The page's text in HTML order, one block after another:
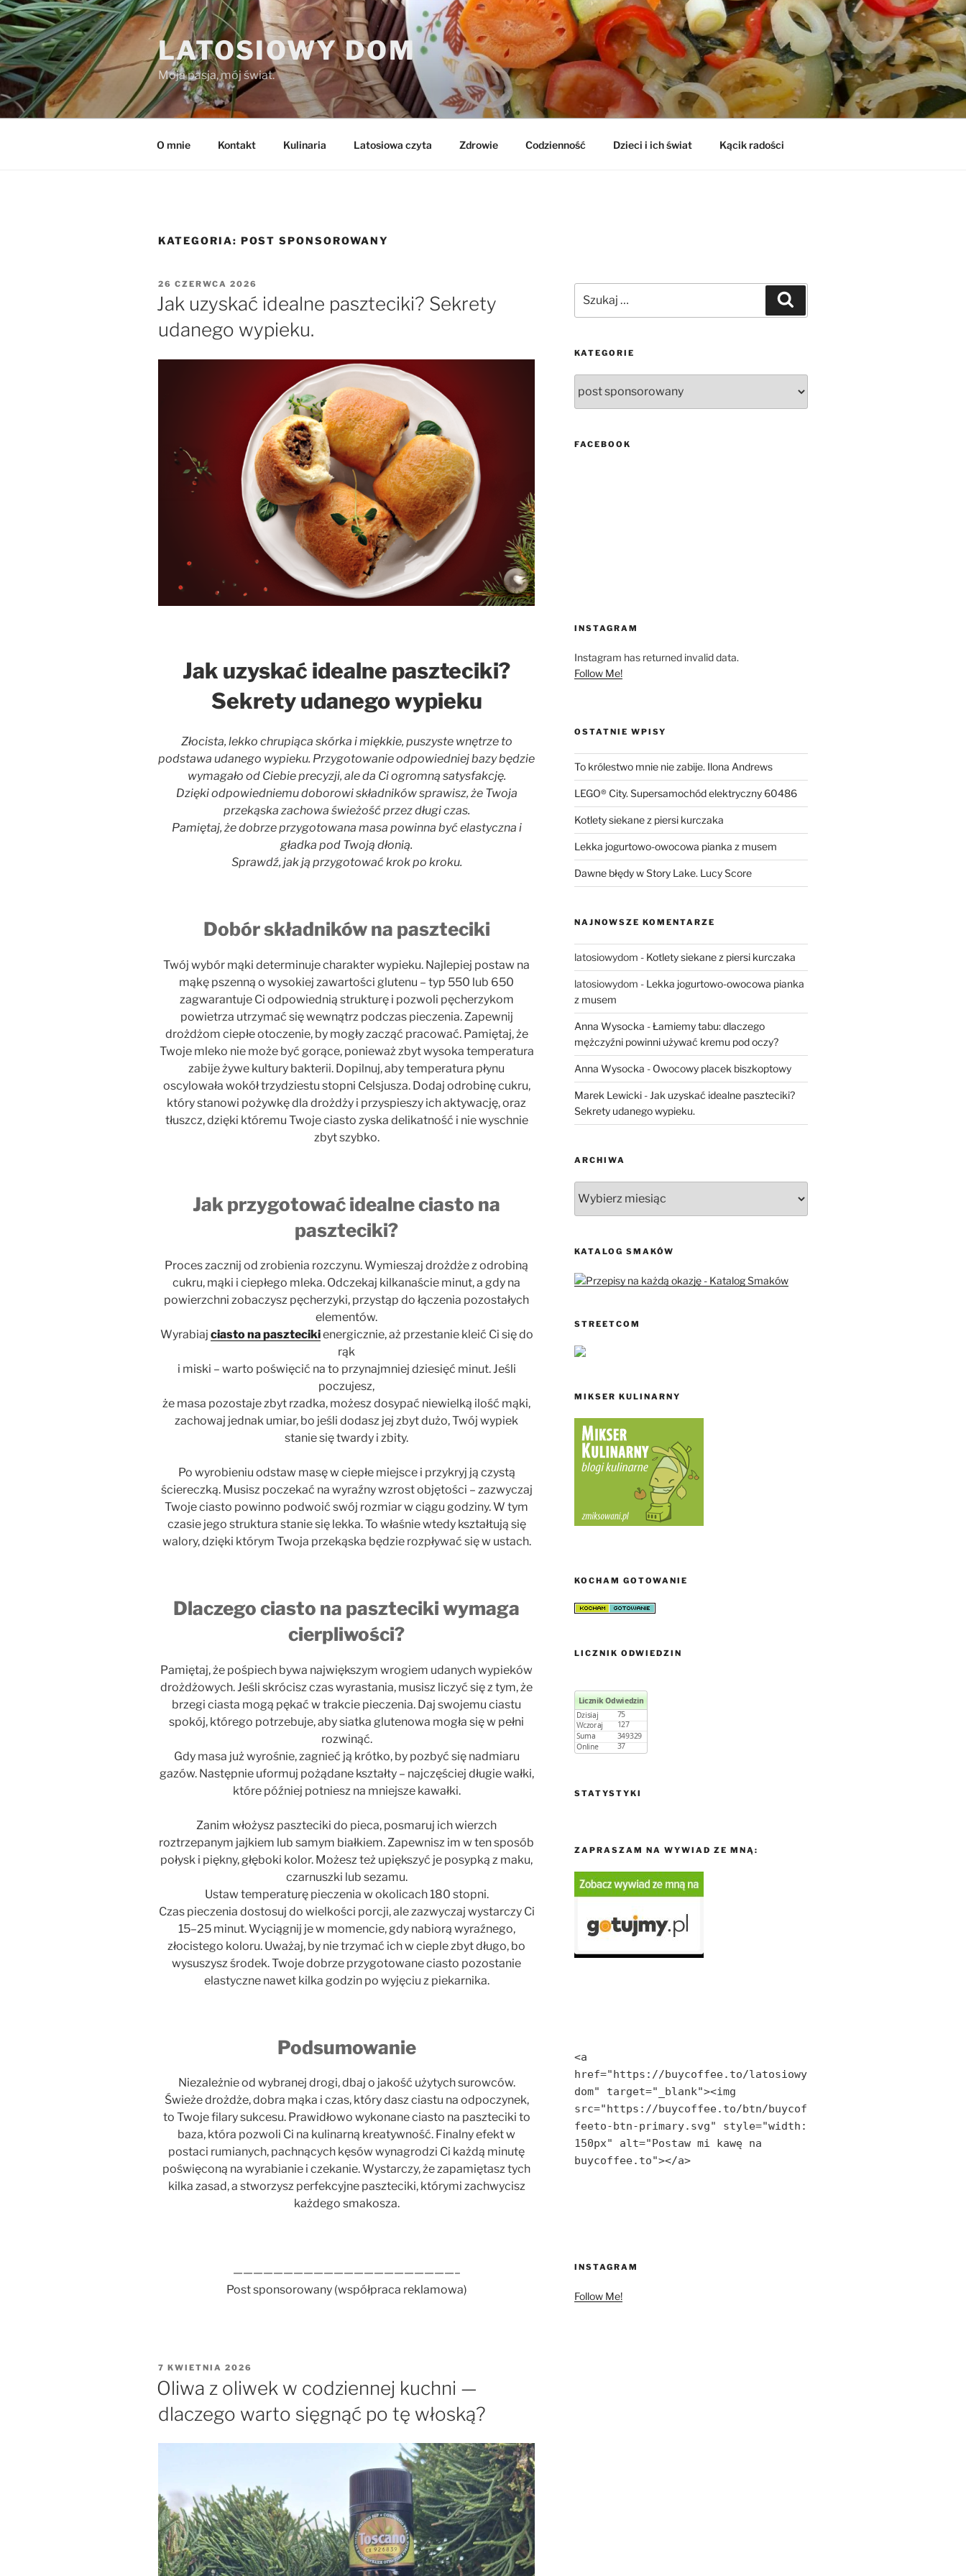
Przejdź
do
treści
LATOSIOWY DOM
Moja pasja, mój świat.
O mnie Kontakt Kulinaria Latosiowa czyta Zdrowie Codzienność Dzieci i ich świat Kącik radości
KATEGORIA: POST SPONSOROWANY
OPUBLIKOWANE
W
26 CZERWCA 2026
Jak uzyskać idealne paszteciki? Sekrety
udanego wypieku.
Jak uzyskać idealne paszteciki?
Sekrety udanego wypieku
Złocista, lekko chrupiąca skórka i miękkie, puszyste wnętrze to
podstawa udanego wypieku. Przygotowanie odpowiedniej bazy będzie
wymagało od Ciebie precyzji, ale da Ci ogromną satysfakcję.
Dzięki odpowiedniemu doborowi składników sprawisz, że Twoja
przekąska zachowa świeżość przez długi czas.
Pamiętaj, że dobrze przygotowana masa powinna być elastyczna i
gładka pod Twoją dłonią.
Sprawdź, jak ją przygotować krok po kroku.
Dobór składników na paszteciki
Twój wybór mąki determinuje charakter wypieku. Najlepiej postaw na
mąkę pszenną o wysokiej zawartości glutenu – typ 550 lub 650
zagwarantuje Ci odpowiednią strukturę i pozwoli pęcherzykom
powietrza utrzymać się wewnątrz podczas pieczenia. Zapewnij
drożdżom ciepłe otoczenie, by mogły zacząć pracować. Pamiętaj, że
Twoje mleko nie może być gorące, ponieważ zbyt wysoka temperatura
zabije żywe kultury bakterii. Dopilnuj, aby temperatura płynu
oscylowała wokół trzydziestu stopni Celsjusza. Dodaj odrobinę cukru,
który stanowi pożywkę dla drożdży i przyspieszy ich aktywację, oraz
tłuszcz, dzięki któremu Twoje ciasto zyska delikatność i nie wyschnie
zbyt szybko.
Jak przygotować idealne ciasto na
paszteciki?
Proces zacznij od zrobienia rozczynu. Wymieszaj drożdże z odrobiną
cukru, mąki i ciepłego mleka. Odczekaj kilkanaście minut, a gdy na
powierzchni zobaczysz pęcherzyki, przystąp do łączenia pozostałych
elementów.
Wyrabiaj ciasto na pasztecikienergicznie, aż przestanie kleić Ci się do
rąk
i miski – warto poświęcić na to przynajmniej dziesięć minut. Jeśli
poczujesz,
że masa pozostaje zbyt rzadka, możesz dosypać niewielką ilość mąki,
zachowaj jednak umiar, bo jeśli dodasz jej zbyt dużo, Twój wypiek
stanie się twardy i zbity.
Po wyrobieniu odstaw masę w ciepłe miejsce i przykryj ją czystą
ściereczką. Musisz poczekać na wyraźny wzrost objętości – zazwyczaj
Twoje ciasto powinno podwoić swój rozmiar w ciągu godziny. W tym
czasie jego struktura stanie się lekka. To właśnie wtedy kształtują się
walory, dzięki którym Twoja przekąska będzie rozpływać się w ustach.
Dlaczego ciasto na paszteciki wymaga
cierpliwości?
Pamiętaj, że pośpiech bywa największym wrogiem udanych wypieków
drożdżowych. Jeśli skrócisz czas wyrastania, musisz liczyć się z tym, że
brzegi ciasta mogą pękać w trakcie pieczenia. Daj swojemu ciastu
spokój, którego potrzebuje, aby siatka glutenowa mogła się w pełni
rozwinąć.
Gdy masa już wyrośnie, zagnieć ją krótko, by pozbyć się nadmiaru
gazów. Następnie uformuj pożądane kształty – najczęściej długie wałki,
które później potniesz na mniejsze kawałki.
Zanim włożysz paszteciki do pieca, posmaruj ich wierzch
roztrzepanym jajkiem lub samym białkiem. Zapewnisz im w ten sposób
połysk i piękny, głęboki kolor. Możesz też upiększyć je posypką z maku,
czarnuszki lub sezamu.
Ustaw temperaturę pieczenia w okolicach 180 stopni.
Czas pieczenia dostosuj do wielkości porcji, ale zazwyczaj wystarczy Ci
15–25 minut. Wyciągnij je w momencie, gdy nabiorą wyraźnego,
złocistego koloru. Uważaj, by nie trzymać ich w cieple zbyt długo, bo
wysuszysz środek. Twoje dobrze przygotowane ciasto pozostanie
elastyczne nawet kilka godzin po wyjęciu z piekarnika.
Podsumowanie
Niezależnie od wybranej drogi, dbaj o jakość użytych surowców.
Świeże drożdże, dobra mąka i czas, który dasz ciastu na odpoczynek,
to Twoje filary sukcesu. Prawidłowo wykonane ciasto na paszteciki to
baza, która pozwoli Ci na kulinarną kreatywność. Finalny efekt w
postaci rumianych, pachnących kęsów wynagrodzi Ci każdą minutę
poświęconą na wyrabianie i czekanie. Wystarczy, że zapamiętasz tych
kilka zasad, a stworzysz perfekcyjne paszteciki, którymi zachwycisz
każdego smakosza.
——————————————————————–
Post sponsorowany (współpraca reklamowa)
OPUBLIKOWANE
W
7 KWIETNIA 2026
Oliwa z oliwek w codziennej kuchni —
dlaczego warto sięgnąć po tę włoską?
KATEGORIE
FACEBOOK
INSTAGRAM
Instagram has returned invalid data.
Follow Me!
OSTATNIE WPISY
To królestwo mnie nie zabije. Ilona Andrews
LEGO® City. Supersamochód elektryczny 60486
Kotlety siekane z piersi kurczaka
Lekka jogurtowo-owocowa pianka z musem
Dawne błędy w Story Lake. Lucy Score
NAJNOWSZE KOMENTARZE
latosiowydom - Kotlety siekane z piersi kurczaka
latosiowydom - Lekka jogurtowo-owocowa pianka
z musem
Anna Wysocka -Łamiemy tabu: dlaczego
mężczyźni powinni używać kremu pod oczy?
Anna Wysocka - Owocowy placek biszkoptowy
Marek Lewicki- Jak uzyskać idealne paszteciki?
Sekrety udanego wypieku.
ARCHIWA
KATALOG SMAKÓW
STREETCOM
MIKSER KULINARNY
KOCHAM GOTOWANIE
LICZNIK ODWIEDZIN
STATYSTYKI
ZAPRASZAM NA WYWIAD ZE MNĄ:
<a
href="https://buycoffee.to/latosiowy
dom" target="_blank"><img
src="https://buycoffee.to/btn/buycof
feeto-btn-primary.svg" style="width:
150px" alt="Postaw mi kawę na
buycoffee.to"></a>
INSTAGRAM
Follow Me!